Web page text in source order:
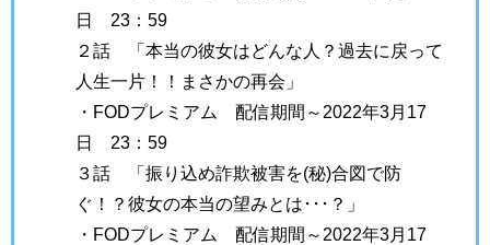
日 23：59
２話 「本当の彼女はどんな人？過去に戻って
人生一片！！まさかの再会」
・FODプレミアム 配信期間～2022年3月17
日 23：59
３話 「振り込め詐欺被害を(秘)合図で防
ぐ！？彼女の本当の望みとは･･･？」
・FODプレミアム 配信期間～2022年3月17